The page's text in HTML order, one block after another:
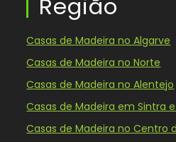
Região
Casas de Madeira no Algarve
Casas de Madeira no Norte
Casas de Madeira no Alentejo
Casas de Madeira em Sintra
Casas de Madeira no Centro